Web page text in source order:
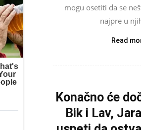
mogu osetiti da se
najpre u
Read
Konačno će
Bik i Lav,